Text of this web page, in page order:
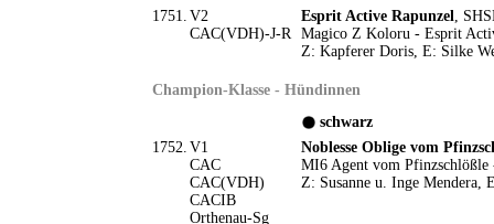
1751. V2
CAC(VDH)-J-R
Esprit Active Rapunzel,
Magico Z Koloru - Esprit
Z: Kapferer Doris, E: Silke
Champion-Klasse - Hündinnen
schwarz
1752. V1
CAC
CAC(VDH)
CACIB
Orthenau-Sg
Noblesse Oblige vom
MI6 Agent vom
Z: Susanne u. Inge Mendera,